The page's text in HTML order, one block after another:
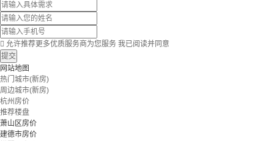
 允许推荐更多优质服务商为您服务 我已阅读并同意
提交
网站地图
热门城市(新房)
周边城市(新房)
杭州房价
推荐楼盘
萧山区房价
建德市房价